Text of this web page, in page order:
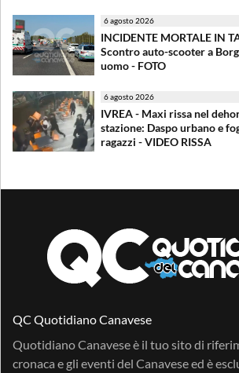
6 agosto 2026
INCIDENTE MORTALE IN
Scontro auto-scooter a
uomo - FOTO
6 agosto 2026
IVREA - Maxi rissa nel
stazione: Daspo urbano e
ragazzi - VIDEO RISSA
QC Quotidiano Canavese
Quotidiano Canavese è il tuo sito di
cronaca e gli eventi del Canavese ed è